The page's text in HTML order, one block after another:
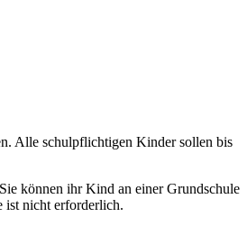
Alle schulpflichtigen Kinder sollen bis
können ihr Kind an einer Grundschule
ist nicht erforderlich.